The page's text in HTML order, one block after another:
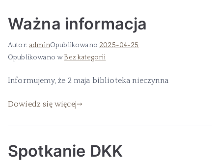
Ważna informacja
Autor: adminOpublikowano 2025-04-25
Opublikowano wBez kategorii
Informujemy, że 2 maja biblioteka nieczynna
Dowiedz się więcej
Spotkanie DKK